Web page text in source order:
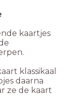
kaartjes
klassikaal
daarna
ze de kaart